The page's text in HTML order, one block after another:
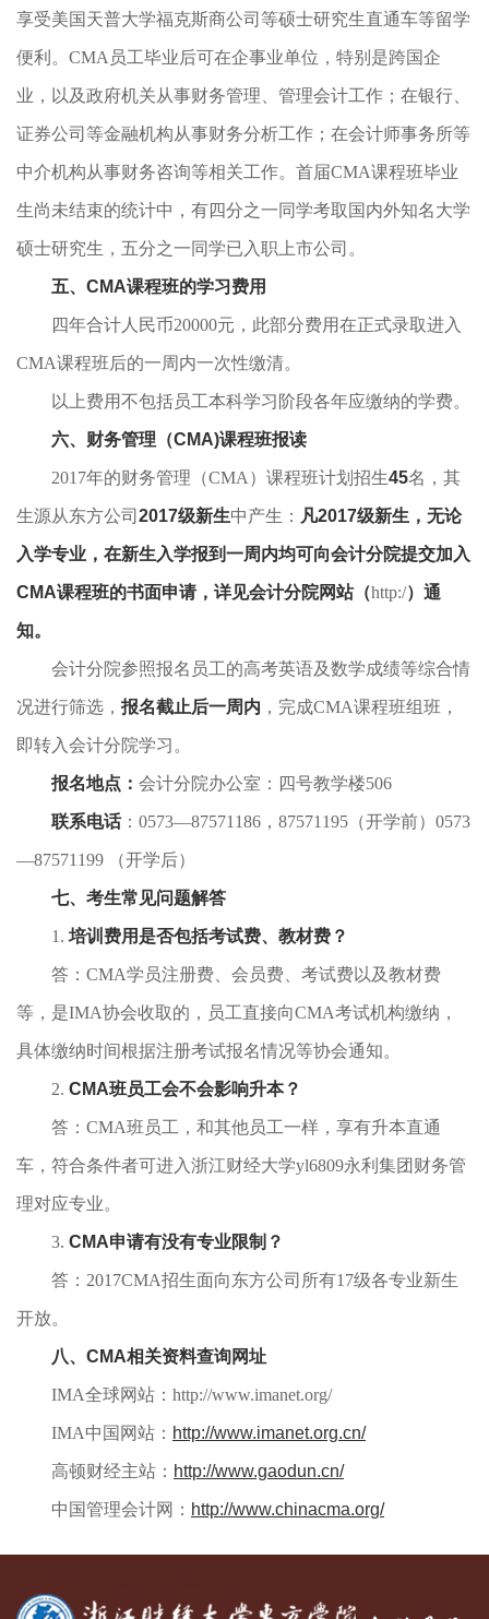
享受美国天普大学福克斯商公司等硕士研究生直通车等留学
便利。CMA员工毕业后可在企事业单位，特别是跨国企
业，以及政府机关从事财务管理、管理会计工作；在银行、
证券公司等金融机构从事财务分析工作；在会计师事务所等
中介机构从事财务咨询等相关工作。首届CMA课程班毕业
生尚未结束的统计中，有四分之一同学考取国内外知名大学
硕士研究生，五分之一同学已入职上市公司。
五、CMA课程班的学习费用
四年合计人民币20000元，此部分费用在正式录取进入
CMA课程班后的一周内一次性缴清。
以上费用不包括员工本科学习阶段各年应缴纳的学费。
六、财务管理（CMA)课程班报读
2017年的财务管理（CMA）课程班计划招生45名，其
生源从东方公司 2017级新生中产生： 凡2017级新生，无论
入学专业， 在新生入学报到一周内均可向会计分院提交加入
CMA课程班的书面申请，详见会计分院网站（http:/）通
知。
会计分院参照报名员工的高考英语及数学成绩等综合情
况进行筛选， 报名截止后一周内 ，完成CMA课程班组班，
即转入会计分院学习。
报名地点 ： 会计分院办公室：四号教学楼506
联系电话：0573—87571186，87571195（开学前）0573
—87571199 （开学后）
七、考生常见问题解答
1. 培训费用是否包括考试费、 教材费 ？
答：CMA学员注册费、会员费、考试费以及教材费
等，是IMA协会收取的，员工直接向CMA考试机构缴纳，
具体缴纳时间根据注册考试报名情况等协会通知。
2. CMA班员工会不会影响升本？
答：CMA班员工，和其他员工一样，享有升本直通
车，符合条件者可进入浙江财经大学yl6809永利集团财务管
理对应专业。
3. CMA申请有没有专业限制？
答：2017CMA招生面向东方公司所有17级各专业新生
开放。
八、CMA相关资料查询网址
IMA全球网站：http://www.imanet.org/
IMA中国网站： http://www.imanet.org.cn/
高顿财经主站： http://www.gaodun.cn/
中国管理会计网： http://www.chinacma.org/